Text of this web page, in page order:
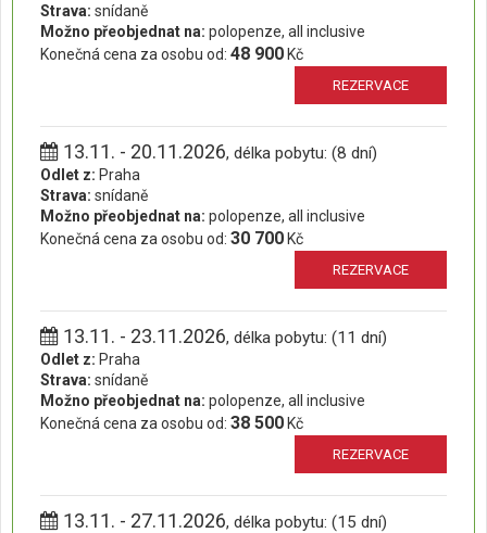
Strava: snídaně
Možno přeobjednat na: polopenze, all inclusive
Konečná cena za osobu od: 48 900 Kč
REZERVACE
13.11. - 20.11.2026, délka pobytu: (8 dní)
Odlet z: Praha
Strava: snídaně
Možno přeobjednat na: polopenze, all inclusive
Konečná cena za osobu od: 30 700 Kč
REZERVACE
13.11. - 23.11.2026, délka pobytu: (11 dní)
Odlet z: Praha
Strava: snídaně
Možno přeobjednat na: polopenze, all inclusive
Konečná cena za osobu od: 38 500 Kč
REZERVACE
13.11. - 27.11.2026, délka pobytu: (15 dní)